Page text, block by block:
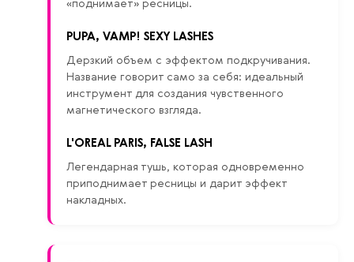
«поднимает» ресницы.
PUPA, VAMP! SEXY LASHES
Дерзкий объем с эффектом подкручивания.
Название говорит само за себя: идеальный
инструмент для создания чувственного
магнетического взгляда.
L'OREAL PARIS, FALSE LASH
Легендарная тушь, которая одновременно
приподнимает ресницы и дарит эффект
накладных.